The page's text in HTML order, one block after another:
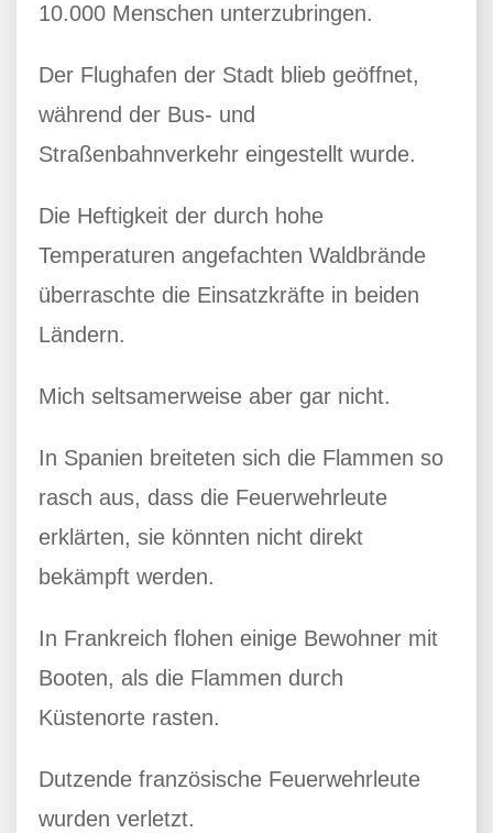
10.000 Menschen unterzubringen.
Der Flughafen der Stadt blieb geöffnet,
während der Bus- und
Straßenbahnverkehr eingestellt wurde.
Die Heftigkeit der durch hohe
Temperaturen angefachten Waldbrände
überraschte die Einsatzkräfte in beiden
Ländern.
Mich seltsamerweise aber gar nicht.
In Spanien breiteten sich die Flammen so
rasch aus, dass die Feuerwehrleute
erklärten, sie könnten nicht direkt
bekämpft werden.
In Frankreich flohen einige Bewohner mit
Booten, als die Flammen durch
Küstenorte rasten.
Dutzende französische Feuerwehrleute
wurden verletzt.